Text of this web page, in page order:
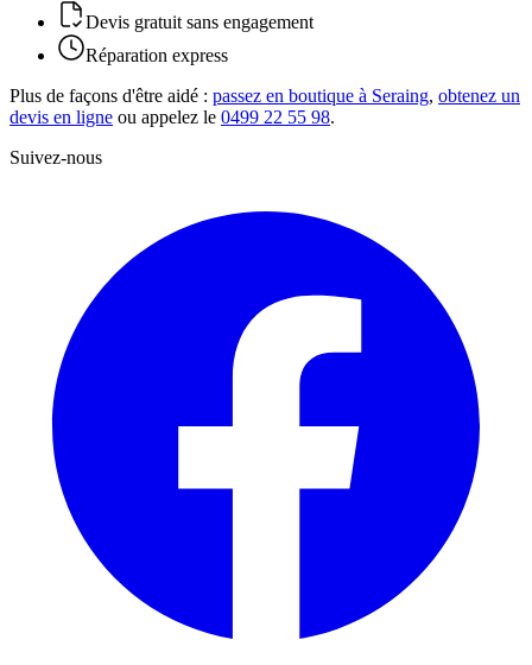
Devis gratuit sans engagement
Réparation express
Plus de façons d'être aidé : passez en boutique à Seraing, obtenez un
devis en ligne ou appelez le 0499 22 55 98.
Suivez-nous